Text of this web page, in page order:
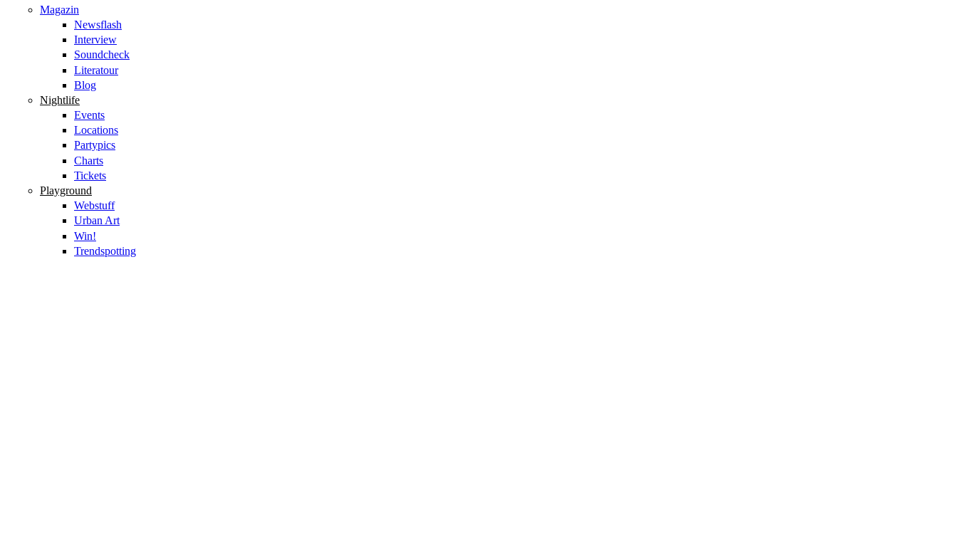
Magazin
Newsflash
Interview
Soundcheck
Literatour
Blog
Nightlife
Events
Locations
Partypics
Charts
Tickets
Playground
Webstuff
Urban Art
Win!
Trendspotting